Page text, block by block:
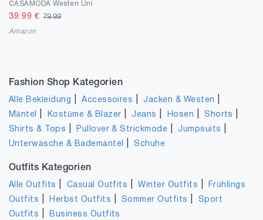
CASAMODA Westen Uni
39.99 €79.99
Amazon
Fashion Shop Kategorien
Alle Bekleidung |Accessoires |Jacken & Westen
Mäntel Kostüme & Blazer |Jeans Hosen |Shorts
Shirts & Tops Pullover & Strickmode |Jumpsuits
Unterwäsche & Bademäntel |Schuhe
Outfits Kategorien
Alle Outfits Casual Outfits |Winter Outfits
Frühlings
Outfits
Herbst Outfits Sommer Outfits
Sport
Outfits
Business Outfits